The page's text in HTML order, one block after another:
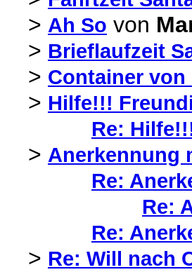
> Ah So von
> Brieflaufzeit
> Container
> Hilfe!!!
Re:
> Anerkennung
Re:
Re:
Re:
> Re: Will nach